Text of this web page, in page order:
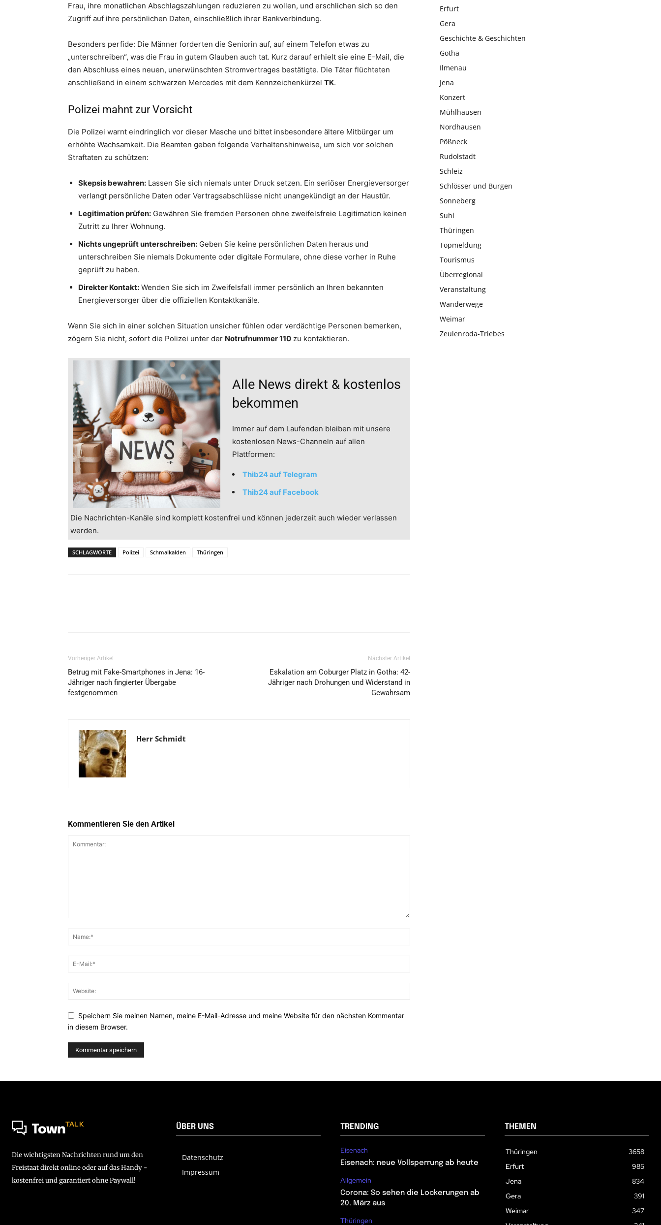
Frau, ihre monatlichen Abschlagszahlungen reduzieren zu wollen, und erschlichen sich so den
Zugriff auf ihre persönlichen Daten, einschließlich ihrer Bankverbindung.
Besonders perfide: Die Männer forderten die Seniorin auf, auf einem Telefon etwas zu
„unterschreiben“, was die Frau in gutem Glauben auch tat. Kurz darauf erhielt sie eine E-Mail, die
den Abschluss eines neuen, unerwünschten Stromvertrages bestätigte. Die Täter flüchteten
anschließend in einem schwarzen Mercedes mit dem Kennzeichenkürzel TK.
Polizei mahnt zur Vorsicht
Die Polizei warnt eindringlich vor dieser Masche und bittet insbesondere ältere Mitbürger um
erhöhte Wachsamkeit. Die Beamten geben folgende Verhaltenshinweise, um sich vor solchen
Straftaten zu schützen:
Skepsis bewahren: Lassen Sie sich niemals unter Druck setzen. Ein seriöser Energieversorger
verlangt persönliche Daten oder Vertragsabschlüsse nicht unangekündigt an der Haustür.
Legitimation prüfen: Gewähren Sie fremden Personen ohne zweifelsfreie Legitimation keinen
Zutritt zu Ihrer Wohnung.
Nichts ungeprüft unterschreiben: Geben Sie keine persönlichen Daten heraus und
unterschreiben Sie niemals Dokumente oder digitale Formulare, ohne diese vorher in Ruhe
geprüft zu haben.
Direkter Kontakt: Wenden Sie sich im Zweifelsfall immer persönlich an Ihren bekannten
Energieversorger über die offiziellen Kontaktkanäle.
Wenn Sie sich in einer solchen Situation unsicher fühlen oder verdächtige Personen bemerken,
zögern Sie nicht, sofort die Polizei unter der Notrufnummer 110 zu kontaktieren.
Alle News direkt & kostenlos
bekommen
Immer auf dem Laufenden bleiben mit unsere
kostenlosen News-Channeln auf allen
Plattformen:
Thib24 auf Telegram
Thib24 auf Facebook
Die Nachrichten-Kanäle sind komplett kostenfrei und können jederzeit auch wieder verlassen
werden.
SCHLAGWORTE Polizei Schmalkalden Thüringen
Vorheriger Artikel
Betrug mit Fake-Smartphones in Jena: 16-
Jähriger nach fingierter Übergabe
festgenommen
Nächster Artikel
Eskalation am Coburger Platz in Gotha: 42-
Jähriger nach Drohungen und Widerstand in
Gewahrsam
Herr Schmidt
Kommentieren Sie den Artikel
Speichern Sie meinen Namen, meine E-Mail-Adresse und meine Website für den nächsten Kommentar
in diesem Browser.
Erfurt
Gera
Geschichte & Geschichten
Gotha
Ilmenau
Jena
Konzert
Mühlhausen
Nordhausen
Pößneck
Rudolstadt
Schleiz
Schlösser und Burgen
Sonneberg
Suhl
Thüringen
Topmeldung
Tourismus
Überregional
Veranstaltung
Wanderwege
Weimar
Zeulenroda-Triebes
TownTALK
Die wichtigsten Nachrichten rund um den
Freistaat direkt online oder auf das Handy -
kostenfrei und garantiert ohne Paywall!
ÜBER UNS
Datenschutz
Impressum
TRENDING
Eisenach
Eisenach: neue Vollsperrung ab heute
Allgemein
Corona: So sehen die Lockerungen ab
20. März aus
Thüringen
THEMEN
Thüringen
3658
Erfurt
985
Jena
834
Gera
391
Weimar
347